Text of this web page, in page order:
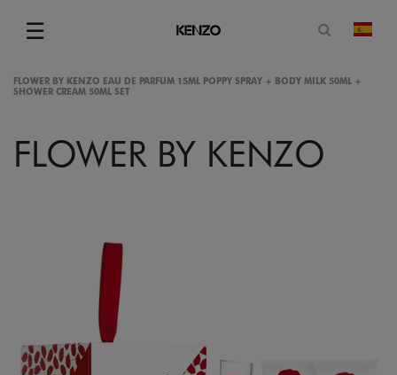
☰
Menu
Abrir
FLOWER BY KENZO EAU DE PARFUM 15ML POPPY SPRAY + BODY MILK 50ML +
SHOWER CREAM 50ML SET
FLOWER BY KENZO